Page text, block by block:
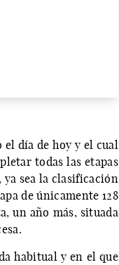
día de hoy y el cual
todas las etapas
ya sea la clasificación
de únicamente 128
un año más, situada
habitual y en el que